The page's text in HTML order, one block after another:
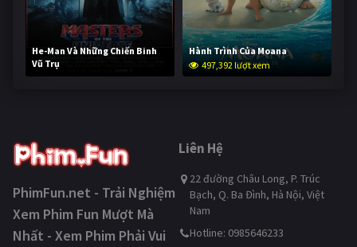
He-Man Và Những Chiến Binh
Vũ Trụ
246,676 lượt xem
Hành Trình Của Moana
497,392 lượt xem
PhimFun.net - Trải Nghiệm
Xem Phim Fun Mượt Mà
Nhất - Xem Phim Phải Vui
Liên Hệ
22 đường Châu Long, P. Trúc
Bạch, Q. Ba Đình, Hà Nội, Việt
Nam
Hotline: 0985646233